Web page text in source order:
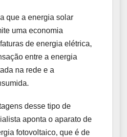
que a energia solar
uma economia
de energia elétrica,
entre a energia
na rede e a
desse tipo de
aponta o aparato de
fotovoltaico, que é de